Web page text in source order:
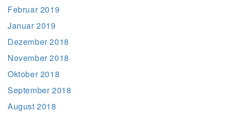
Februar 2019
Januar 2019
Dezember 2018
November 2018
Oktober 2018
September 2018
August 2018